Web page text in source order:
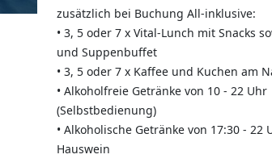
zusätzlich bei Buchung All-inklusive:
• 3, 5 oder 7 x Vital-Lunch mit Snacks
und Suppenbuffet
• 3, 5 oder 7 x Kaffee und Kuchen am
• Alkoholfreie Getränke von 10 - 22 Uhr
(Selbstbedienung)
• Alkoholische Getränke von 17:30 - 22
Hauswein